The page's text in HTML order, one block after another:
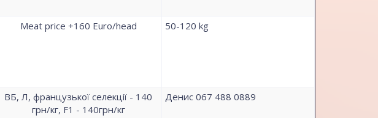
Meat price +160 Euro/head 50-120 kg
ВБ, Л, французької селекції - 140
грн/кг, F1 - 140грн/кг
Денис 067 488 0889